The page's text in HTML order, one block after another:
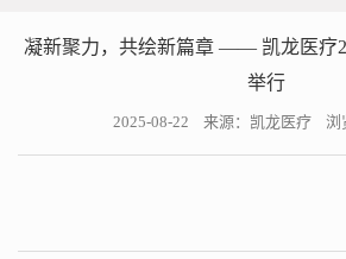
凝新聚力，共绘新篇章 —— 凯龙医疗
举行
2025-08-22 来源：凯龙医疗 浏